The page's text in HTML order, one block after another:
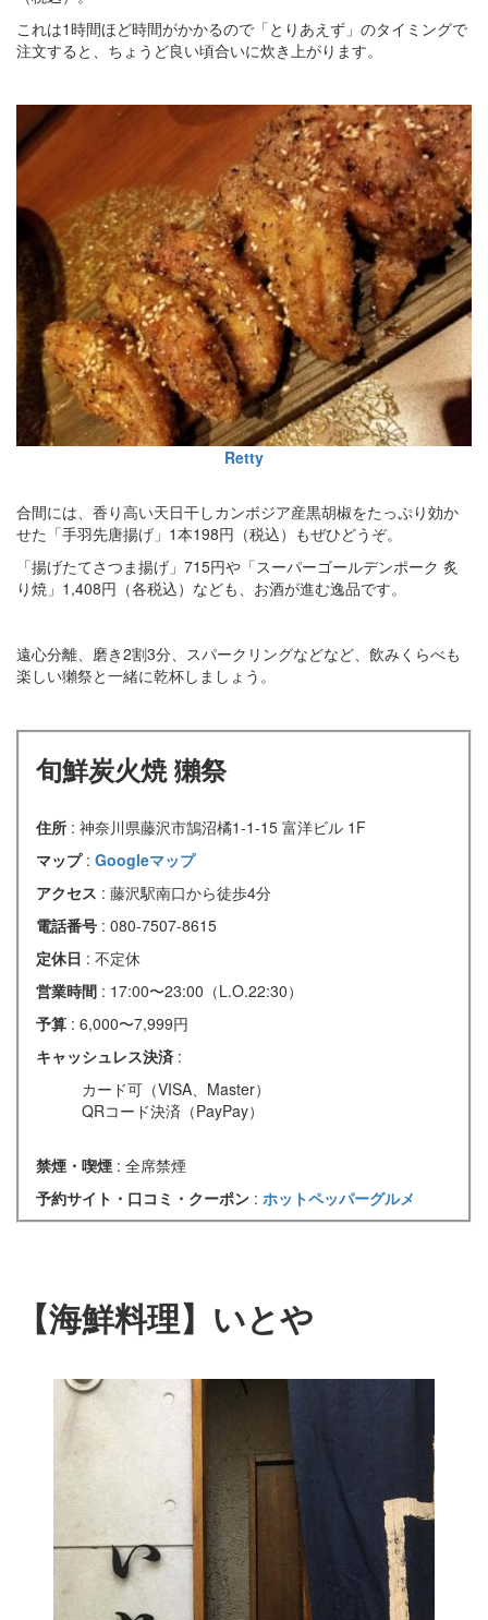
これは1時間ほど時間がかかるので「とりあえず」のタイミングで
注文すると、ちょうど良い頃合いに炊き上がります。
Retty
合間には、香り高い天日干しカンボジア産黒胡椒をたっぷり効か
せた「手羽先唐揚げ」1本198円（税込）もぜひどうぞ。
「揚げたてさつま揚げ」715円や「スーパーゴールデンポーク 炙
り焼」1,408円（各税込）なども、お酒が進む逸品です。
遠心分離、磨き2割3分、スパークリングなどなど、飲みくらべも
楽しい獺祭と一緒に乾杯しましょう。
旬鮮炭火焼 獺祭
住所 : 神奈川県藤沢市鵠沼橘1-1-15 富洋ビル 1F
マップ : Googleマップ
アクセス : 藤沢駅南口から徒歩4分
電話番号 : 080-7507-8615
定休日 : 不定休
営業時間 : 17:00〜23:00（L.O.22:30）
予算 : 6,000〜7,999円
キャッシュレス決済 :
カード可（VISA、Master）
QRコード決済（PayPay）
禁煙・喫煙 : 全席禁煙
予約サイト・口コミ・クーポン : ホットペッパーグルメ
【海鮮料理】いとや